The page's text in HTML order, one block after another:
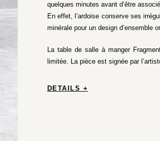
quelques minutes avant d’être
En effet, l’ardoise conserve ses
minérale pour un design d’ensemble
La table de salle à manger
limitée. La pièce est signée par
DETAILS +